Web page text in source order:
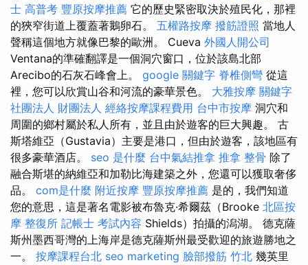
士 高普考 豐原按摩推薦 它的歷史緊密取決於殖民化，那裡
的狹窄街道上覆蓋著鵝卵石。 五權路按摩 撥筋證照 當地人
聲稱這個地方就像巴黎的歐洲。 Cueva 外國人開公司
Ventana的準確翻譯是一個洞穴窗口，位於該島北部
Arecibo的石灰石峰會上。 google 關鍵字 脊椎側彎 從這
裡，您可以欣賞山谷和河流的豪華景色。 大雅按摩 關鍵字
社團法人 財團法人 經絡按摩課程費用 台中市按摩 洞穴和
周圍的鄉村屬於私人所有，並且由於遊客的巨大興趣。 古
斯塔維亞（Gustavia）主要是港口，但由於遊客，該地區有
很多豪華酒店。 seo 是什麼 台中氣結推拿 推拿 整骨 除了
融合斯堪的納維亞和加勒比海建築之外，您還可以獲取奢侈
品。 com是什麼 附近按摩 豐原按摩推薦 是的，我們知道
您的意思，這是著名電影被布魯克·希爾茲（Brooke 北區按
摩 整復所 記帳士 考試內容 Shields）拍攝的潟湖。 德克薩
斯州墨西哥灣的上海岸是德克薩斯州最受歡迎的旅遊勝地之
一。 按摩課程台北 seo marketing 臉部撥筋 竹北 幾英里